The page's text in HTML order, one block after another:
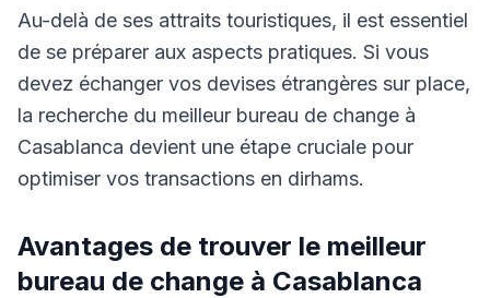
Au-delà de ses attraits touristiques, il est essentiel
de se préparer aux aspects pratiques. Si vous
devez échanger vos devises étrangères sur place,
la recherche du meilleur bureau de change à
Casablanca devient une étape cruciale pour
optimiser vos transactions en dirhams.
Avantages de trouver le meilleur
bureau de change à Casablanca